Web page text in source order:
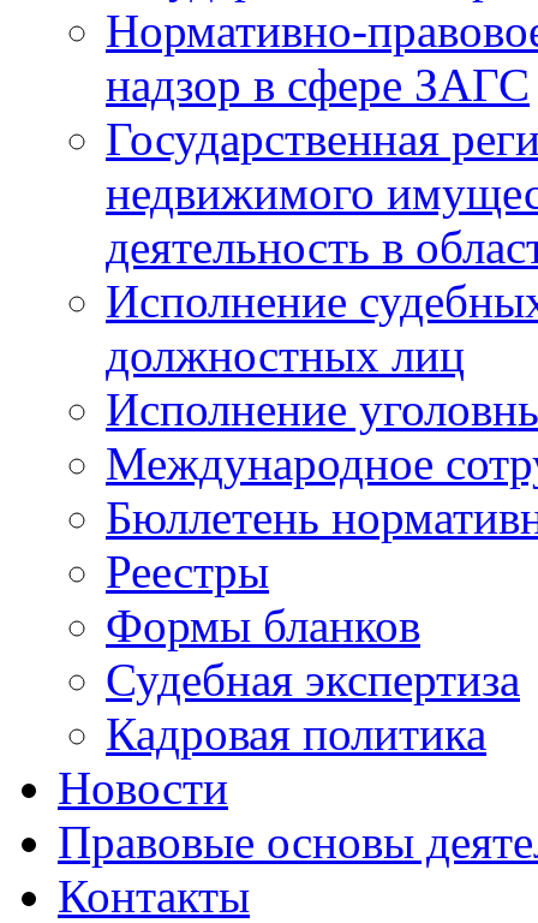
Нормативно-
надзор в сфере ЗАГС
Государственная
недвижимого
деятельность в
Исполнение
должностных лиц
Исполнение
Международное
Бюллетень
Реестры
Формы бланков
Судебная экспертиза
Кадровая политика
Новости
Правовые основы
Контакты